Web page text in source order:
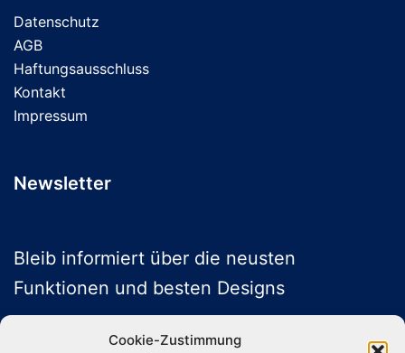
Cookie-Zustimmung
Datenschutz
AGB
Haftungsausschluss
Kontakt
Impressum
Newsletter
Bleib informiert über die neusten
Funktionen und besten Designs